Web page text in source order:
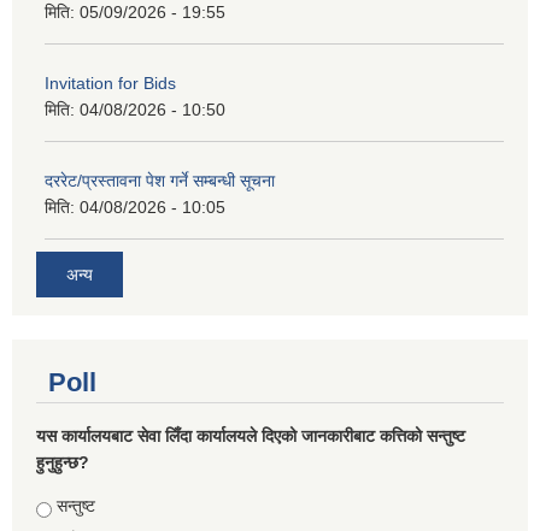
मिति: 05/09/2026 - 19:55
Invitation for Bids
मिति: 04/08/2026 - 10:50
दररेट/प्रस्तावना पेश गर्ने सम्बन्धी सूचना
मिति: 04/08/2026 - 10:05
अन्य
Poll
यस कार्यालयबाट सेवा लिँदा कार्यालयले दिएको जानकारीबाट कत्तिको सन्तुष्ट
हुनुहुन्छ?
Choices
सन्तुष्ट